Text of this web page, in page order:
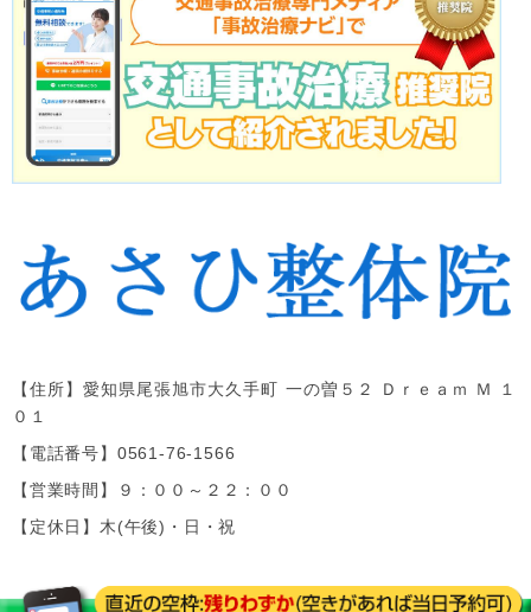
【住所】愛知県尾張旭市大久手町 一の曽５２ Ｄｒｅａｍ Ｍ １
０１
【電話番号】 0561-76-1566
【営業時間】９：００～２２：００
【定休日】木(午後)・日・祝